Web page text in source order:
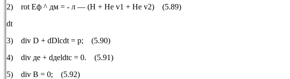
2) rot Еф ^ дм = - л — (H + He v1 + He v2) (5.89)
dt
3) div D + dDlcdt = p; (5.90)
4) div де + dдеldtc = 0. (5.91)
5) div B = 0; (5.92)